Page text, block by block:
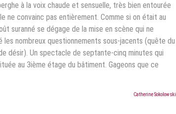
à la voix chaude et sensuelle, très bien entourée
convainc pas entièrement. Comme si on était au
suranné se dégage de la mise en scène qui ne
les nombreux questionnements sous-jacents (quête du
désir). Un spectacle de septante-cinq minutes qui
au 3ième étage du bâtiment. Gageons que ce
Catherine Sokolowski